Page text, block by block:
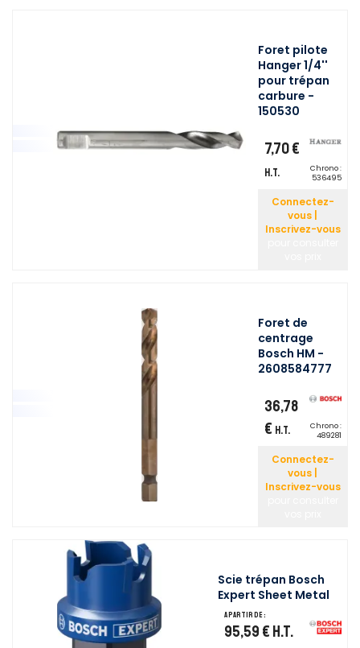
Foret pilote
Hanger 1/4''
pour trépan
carbure -
150530
7,70 €
H.T.
Chrono :
536495
Connectez-
vous |
Inscrivez-vous
Foret de
centrage
Bosch HM -
2608584777
36,78
€ H.T.
Chrono :
489281
Connectez-
vous |
Inscrivez-vous
Scie trépan Bosch
Expert Sheet Metal
A partir de :
95,59 € H.T.